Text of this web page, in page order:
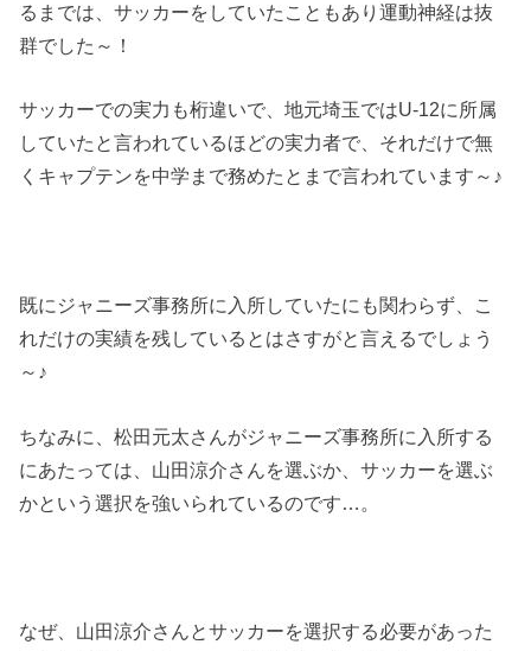
るまでは、サッカーをしていたこともあり運動神経は抜
群でした～！
サッカーでの実力も桁違いで、地元埼玉ではU-12に所属
していたと言われているほどの実力者で、それだけで無
くキャプテンを中学まで務めたとまで言われています～♪
既にジャニーズ事務所に入所していたにも関わらず、こ
れだけの実績を残しているとはさすがと言えるでしょう
～♪
ちなみに、松田元太さんがジャニーズ事務所に入所する
にあたっては、山田涼介さんを選ぶか、サッカーを選ぶ
かという選択を強いられているのです…。
なぜ、山田涼介さんとサッカーを選択する必要があった